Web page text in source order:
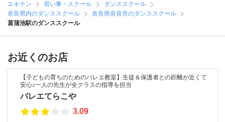
エキテン 習い事・スクール
ダンススクール
奈良県内のダンススクール
奈良県奈良市のダンススクール
菖蒲池駅のダンススクール
お近くのお店
【子どもの育ちのためのバレエ教室】生徒＆保護者との距離が近くて
安心♪一人の先生が全クラスの指導を担当
バレエてらこや
3.09